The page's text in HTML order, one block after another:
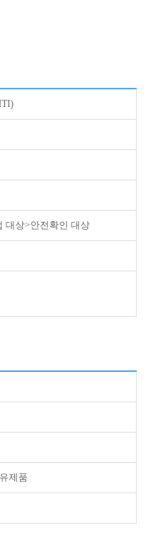
대상>안전확인 대상
제품